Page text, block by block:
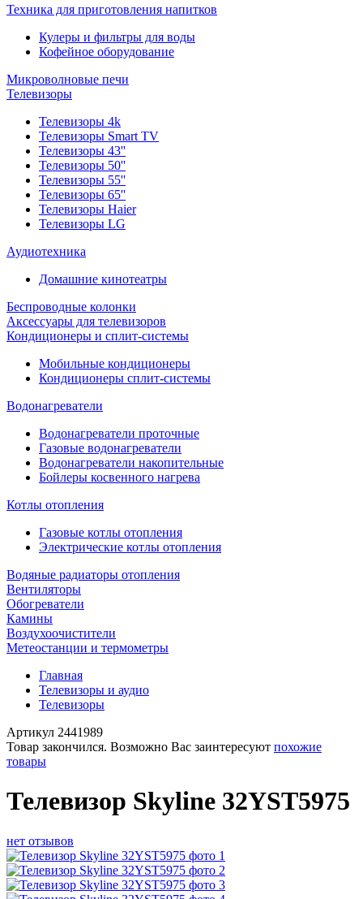
Техника для приготовления напитков
Кулеры и фильтры для воды
Кофейное оборудование
Микроволновые печи
Телевизоры
Телевизоры 4k
Телевизоры Smart TV
Телевизоры 43''
Телевизоры 50''
Телевизоры 55''
Телевизоры 65''
Телевизоры Haier
Телевизоры LG
Аудиотехника
Домашние кинотеатры
Беспроводные колонки
Аксессуары для телевизоров
Кондиционеры и сплит-системы
Мобильные кондиционеры
Кондиционеры сплит-системы
Водонагреватели
Водонагреватели проточные
Газовые водонагреватели
Водонагреватели накопительные
Бойлеры косвенного нагрева
Котлы отопления
Газовые котлы отопления
Электрические котлы отопления
Водяные радиаторы отопления
Вентиляторы
Обогреватели
Камины
Воздухоочистители
Метеостанции и термометры
Главная
Телевизоры и аудио
Телевизоры
Артикул 2441989
Товар закончился. Возможно Вас заинтересуют похожие
товары
Телевизор Skyline 32YST5975
нет отзывов